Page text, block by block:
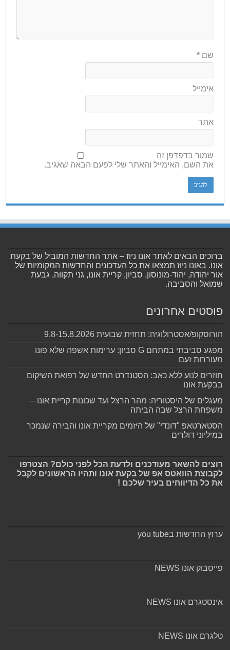
שם*
אימייל
אתר
שמור בדפדפן זה
את השם, האימייל והאתר שלי לפעם הבאה שאגיב.
ברוכים הבאים לאתר אונו ניוז – אתר החדשות המוביל של בקעת
אונו. באונו ניוז תמצאו את כל העדכונים והחדשות המקומיות של
אור יהודה, יהוד-מונוסון, סביון, קריית אונו, גני תקווה, גבעת
שמואל והסביבה.
פוסטים אחרונים
הורוסקופ/אסטרולוגיה: תחזית שבועית 9.8-15.8.2026
מפגע סביבתי במתחם G סביון: ערימות אשפה שלא פונו
מעוררות זעם
חוזרים לנוע ללא כאב: הסטנדרט החדש של רפואת השיקום
בבקעת אונו
מעגלים של היסטוריה: מהר הרצל ועד שכונות קריית אונו –
משפחת הרצל שבה הביתה
הסטארטאפ "דונדי" של היזמים מקריית אונו והבירה שנמכר
במיליוני דולרים
רוצים להשאר מעודכנים ולדעת הכל לפני כולם? הצטרפו
לקבוצת הוואטס אפ של בקעת אונו ותהיו הראשונים לקבל
את כל הדיווחים בעיר שלכם !
ערוץ החדשות בyou tube
פייסבוק אונו NEWS
אינסטגרם אונו NEWS
טלגרם אונו NEWS